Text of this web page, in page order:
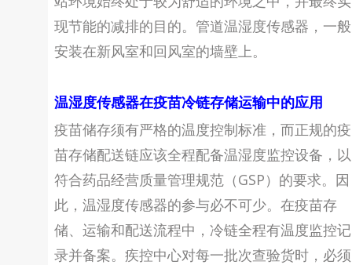
现节能的减排的目的。管道温湿度传感器，一般
安装在新风室和回风室的墙壁上。
温湿度传感器在疫苗冷链存储运输中的应用
疫苗储存须有严格的温度控制标准，而正规的疫
苗存储配送链应该全程配备温湿度监控设备，以
符合药品经营质量管理规范（GSP）的要求。因
此，温湿度传感器的参与必不可少。在疫苗存
储、运输和配送流程中，冷链全程有温度监控记
录并备案。疾控中心对每一批次查验货时，必须